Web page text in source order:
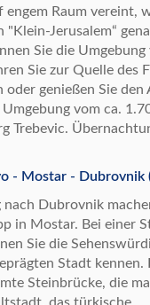
engem Raum vereint,
"Klein-Jerusalem“
nnen Sie die Umgebung
Sie zur Quelle des
oder genießen Sie den
vom ca.
Trebevic. Ü
- Mostar - Dubrovnik
Dubrovnik
in Mostar. Bei einer
Sie die Sehenswü
ägten Stadt kennen.
Steinbrücke, die